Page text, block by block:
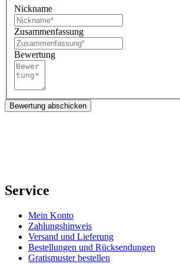
Nickname
Zusammenfassung
Bewertung
Bewertung abschicken
Service
Mein Konto
Zahlungshinweis
Versand und Lieferung
Bestellungen und Rücksendungen
Gratismuster bestellen